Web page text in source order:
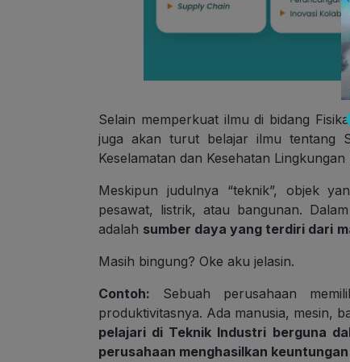
Selain memperkuat ilmu di bidang
juga akan turut belajar ilmu tentang
Keselamatan dan Kesehatan
Meskipun judulnya “teknik”, objek
pesawat, listrik, atau bangunan.
adalah sumber daya yang terdiri dari
Masih bingung? Oke aku jelasin.
Contoh: Sebuah perusahaan
produktivitasnya. Ada manusia, mesin,
pelajari di Teknik Industri berguna
perusahaan menghasilkan